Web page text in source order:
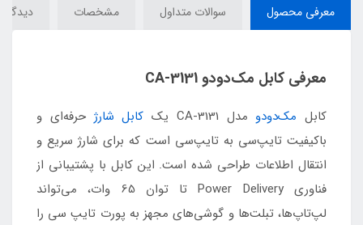
معرفی محصول سوالات متداول مشخصات
معرفی کابل مک‌دودو CA-3131
کابل مک‌دودو مدل CA-3131 یک کابل شارژ حرفه‌ای و
باکیفیت تایپ‌سی به تایپ‌سی است که برای شارژ سریع و
انتقال اطلاعات طراحی شده است. این کابل با پشتیبانی از
فناوری Power Delivery تا توان 65 وات، می‌تواند
لپ‌تاپ‌ها، تبلت‌ها و گوشی‌های مجهز به پورت تایپ سی را